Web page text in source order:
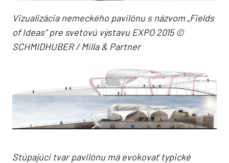
Vizualizácia nemeckého pavilónu s názvom „Fields
of Ideas“ pre svetovú výstavu EXPO 2015 ©
SCHMIDHUBER / Milla & Partner
Stúpajúci tvar pavilónu má evokovať typické